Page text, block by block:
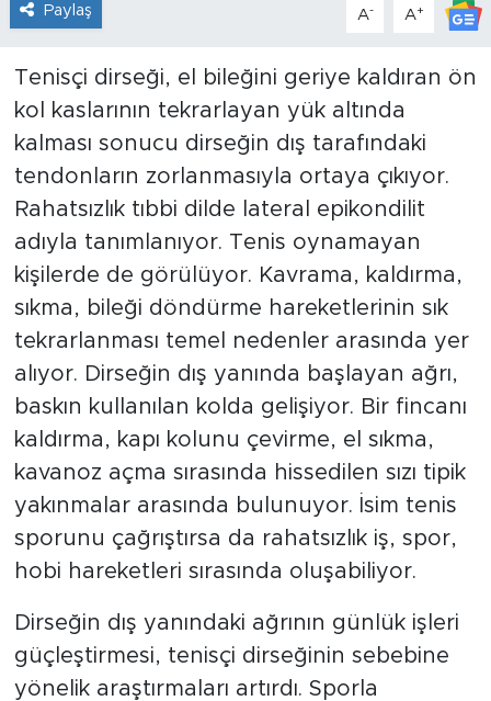
Paylaş A- A+
Tenisçi dirseği, el bileğini geriye kaldıran ön
kol kaslarının tekrarlayan yük altında
kalması sonucu dirseğin dış tarafındaki
tendonların zorlanmasıyla ortaya çıkıyor.
Rahatsızlık tıbbi dilde lateral epikondilit
adıyla tanımlanıyor. Tenis oynamayan
kişilerde de görülüyor. Kavrama, kaldırma,
sıkma, bileği döndürme hareketlerinin sık
tekrarlanması temel nedenler arasında yer
alıyor. Dirseğin dış yanında başlayan ağrı,
baskın kullanılan kolda gelişiyor. Bir fincanı
kaldırma, kapı kolunu çevirme, el sıkma,
kavanoz açma sırasında hissedilen sızı tipik
yakınmalar arasında bulunuyor. İsim tenis
sporunu çağrıştırsa da rahatsızlık iş, spor,
hobi hareketleri sırasında oluşabiliyor.
Dirseğin dış yanındaki ağrının günlük işleri
güçleştirmesi, tenisçi dirseğinin sebebine
yönelik araştırmaları artırdı. Sporla